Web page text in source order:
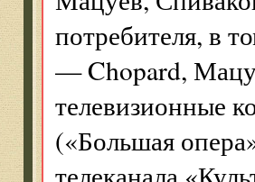
потребителя, в
— Chopard,
телевизионные
(«Большая